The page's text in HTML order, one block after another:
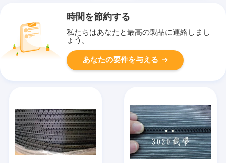
時間を節約する
私たちはあなたと最高の製品に連絡しまし
ょう。
あなたの要件を与える